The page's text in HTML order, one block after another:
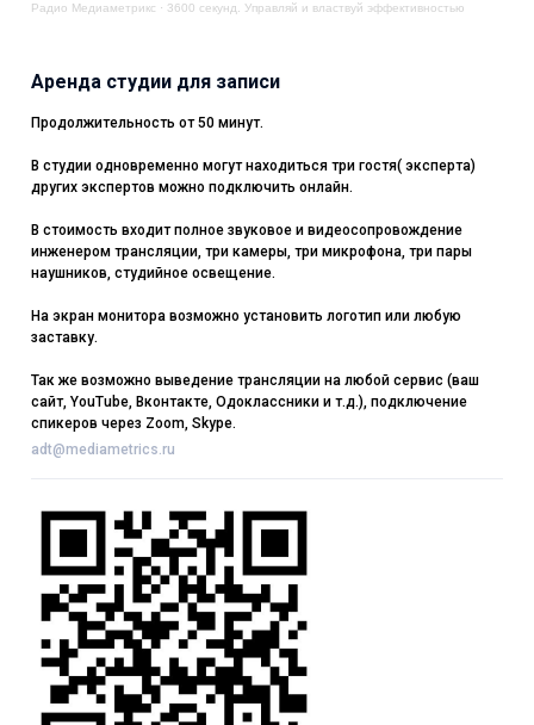
Радио Медиаметрикс · 3600 секунд. Управляй и властвуй эффективностью
Аренда студии для записи
Продолжительность от 50 минут.
В студии одновременно могут находиться три гостя( эксперта)
других экспертов можно подключить онлайн.
В стоимость входит полное звуковое и видеосопровождение
инженером трансляции, три камеры, три микрофона, три пары
наушников, студийное освещение.
На экран монитора возможно установить логотип или любую
заставку.
Так же возможно выведение трансляции на любой сервис (ваш
сайт, YouTube, Вконтакте, Одоклассники и т.д.), подключение
спикеров через Zoom, Skype.
adt@mediametrics.ru